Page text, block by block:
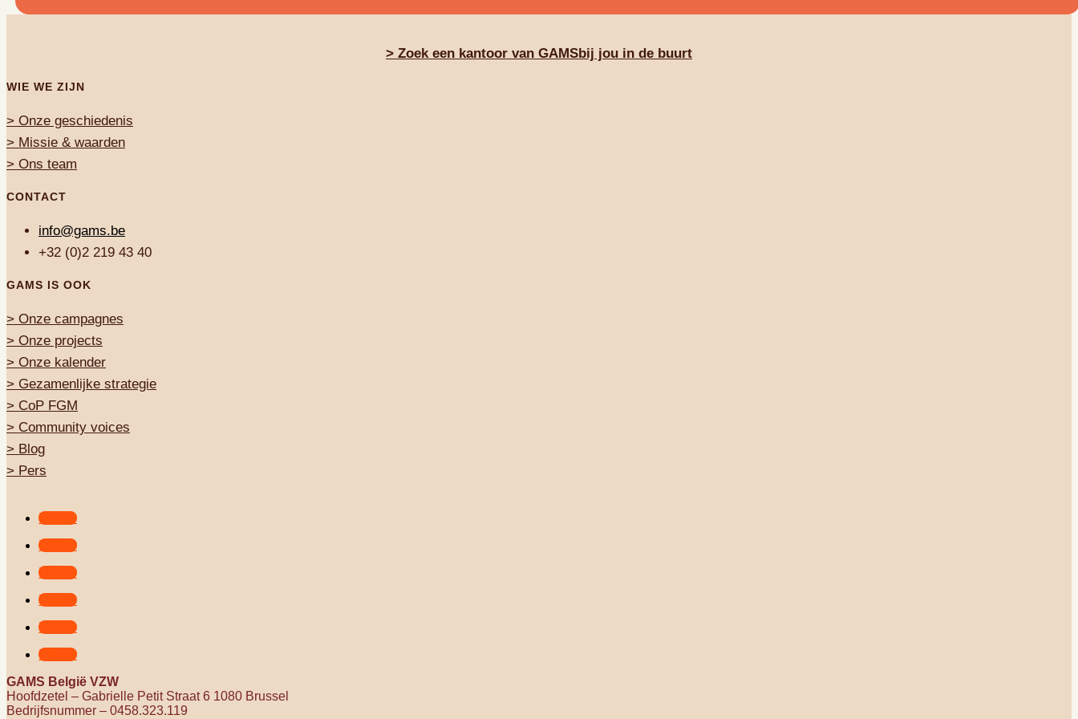
> Zoek een kantoor van GAMSbij jou in de buurt
WIE WE ZIJN
> Onze geschiedenis
> Missie & waarden
> Ons team
CONTACT
info@gams.be
+32 (0)2 219 43 40
GAMS IS OOK
> Onze campagnes
> Onze projects
> Onze kalender
> Gezamenlijke strategie
> CoP FGM
> Community voices
> Blog
> Pers
Follow
Follow
Follow
Follow
Follow
Follow
GAMS België VZW
Hoofdzetel – Gabrielle Petit Straat 6 1080 Brussel
Bedrijfsnummer – 0458.323.119